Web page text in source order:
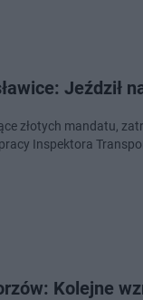
Jeździł
złotych mandatu,
Inspektora
Kolejne